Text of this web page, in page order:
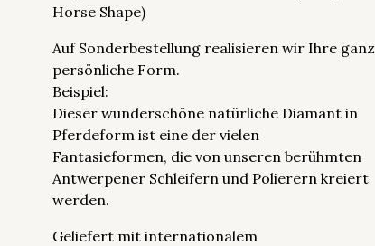
Horse Shape)
Auf Sonderbestellung realisieren wir Ihre ganz
persönliche Form.
Beispiel:
Dieser wunderschöne natürliche Diamant in
Pferdeform ist eine der vielen
Fantasieformen, die von unseren berühmten
Antwerpener Schleifern und Polierern kreiert
werden.
Geliefert mit internationalem